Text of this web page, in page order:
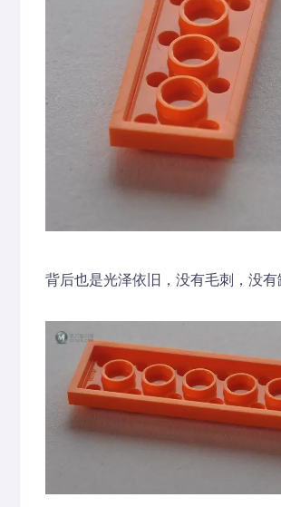
背后也是光泽依旧，没有毛刺，没有